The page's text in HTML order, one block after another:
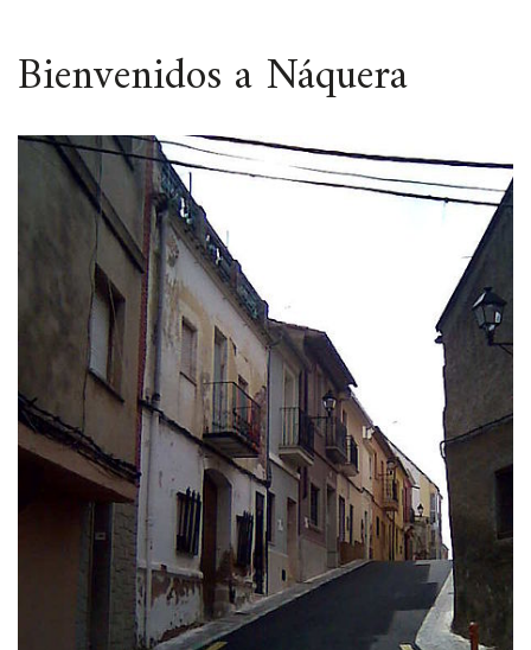
ESPACIO
Bienvenidos a Náquera